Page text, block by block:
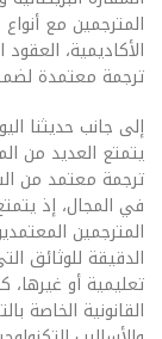
المترجمين مع
الأكاديمية،
ترجمة معتمدة
إلى جانب حديثنا
يتمتع العديد من
ترجمة معتمد من
في المجال، إذ
المترجمين
الدقيقة للوثائق
تعليمية أو
القانونية الخاصة